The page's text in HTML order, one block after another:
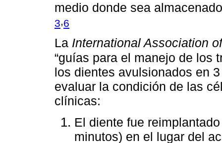
medio donde sea
3,6
La International Association
“guías para el manejo de los
los dientes avulsionados en
evaluar la condición de las
clínicas:
El diente fue
minutos) en el lugar del